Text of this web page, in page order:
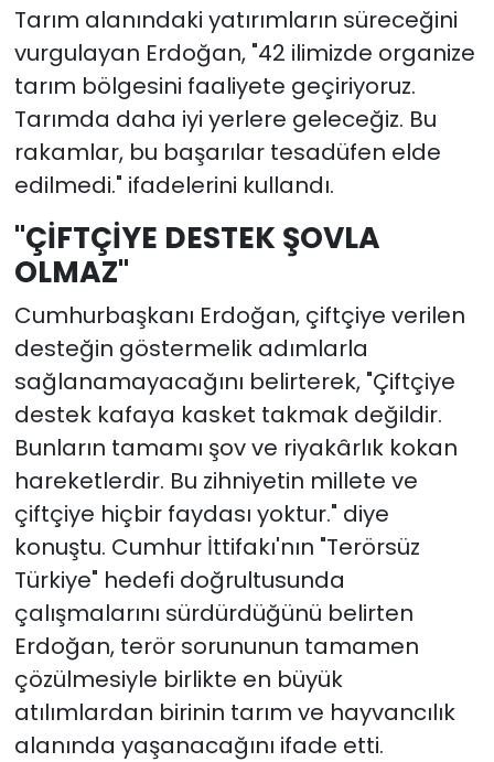
Tarım alanındaki yatırımların süreceğini
vurgulayan Erdoğan, "42 ilimizde organize
tarım bölgesini faaliyete geçiriyoruz.
Tarımda daha iyi yerlere geleceğiz. Bu
rakamlar, bu başarılar tesadüfen elde
edilmedi." ifadelerini kullandı.
"ÇİFTÇİYE DESTEK ŞOVLA
OLMAZ"
Cumhurbaşkanı Erdoğan, çiftçiye verilen
desteğin göstermelik adımlarla
sağlanamayacağını belirterek, "Çiftçiye
destek kafaya kasket takmak değildir.
Bunların tamamı şov ve riyakârlık kokan
hareketlerdir. Bu zihniyetin millete ve
çiftçiye hiçbir faydası yoktur." diye
konuştu. Cumhur İttifakı'nın "Terörsüz
Türkiye" hedefi doğrultusunda
çalışmalarını sürdürdüğünü belirten
Erdoğan, terör sorununun tamamen
çözülmesiyle birlikte en büyük
atılımlardan birinin tarım ve hayvancılık
alanında yaşanacağını ifade etti.